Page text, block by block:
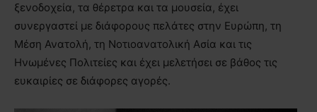
ξενοδοχεία, τα θέρετρα και τα μουσεία, έχει
συνεργαστεί με διάφορους πελάτες στην Ευρώπη, τη
Μέση Ανατολή, τη Νοτιοανατολική Ασία και τις
Ηνωμένες Πολιτείες και έχει μελετήσει σε βάθος τις
ευκαιρίες σε διάφορες αγορές.